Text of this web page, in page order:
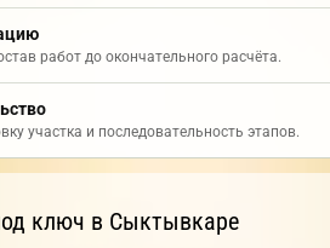
работ до окончательного расчёта.
участка и последовательность этапов.
ключ в Сыктывкаре